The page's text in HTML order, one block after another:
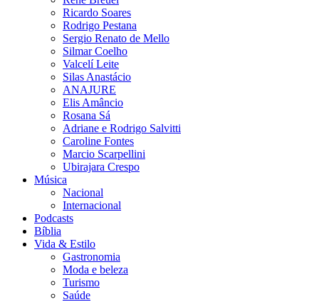
Ricardo Soares
Rodrigo Pestana
Sergio Renato de Mello
Silmar Coelho
Valcelí Leite
Silas Anastácio
ANAJURE
Elis Amâncio
Rosana Sá
Adriane e Rodrigo Salvitti
Caroline Fontes
Marcio Scarpellini
Ubirajara Crespo
Música
Nacional
Internacional
Podcasts
Bíblia
Vida & Estilo
Gastronomia
Moda e beleza
Turismo
Saúde